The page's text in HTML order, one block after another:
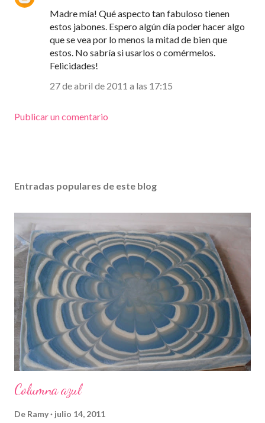
Madre mía! Qué aspecto tan fabuloso tienen
estos jabones. Espero algún día poder hacer algo
que se vea por lo menos la mitad de bien que
estos. No sabría si usarlos o comérmelos.
Felicidades!
27 de abril de 2011 a las 17:15
Publicar un comentario
Entradas populares de este blog
Columna azul
De Ramy julio 14, 2011